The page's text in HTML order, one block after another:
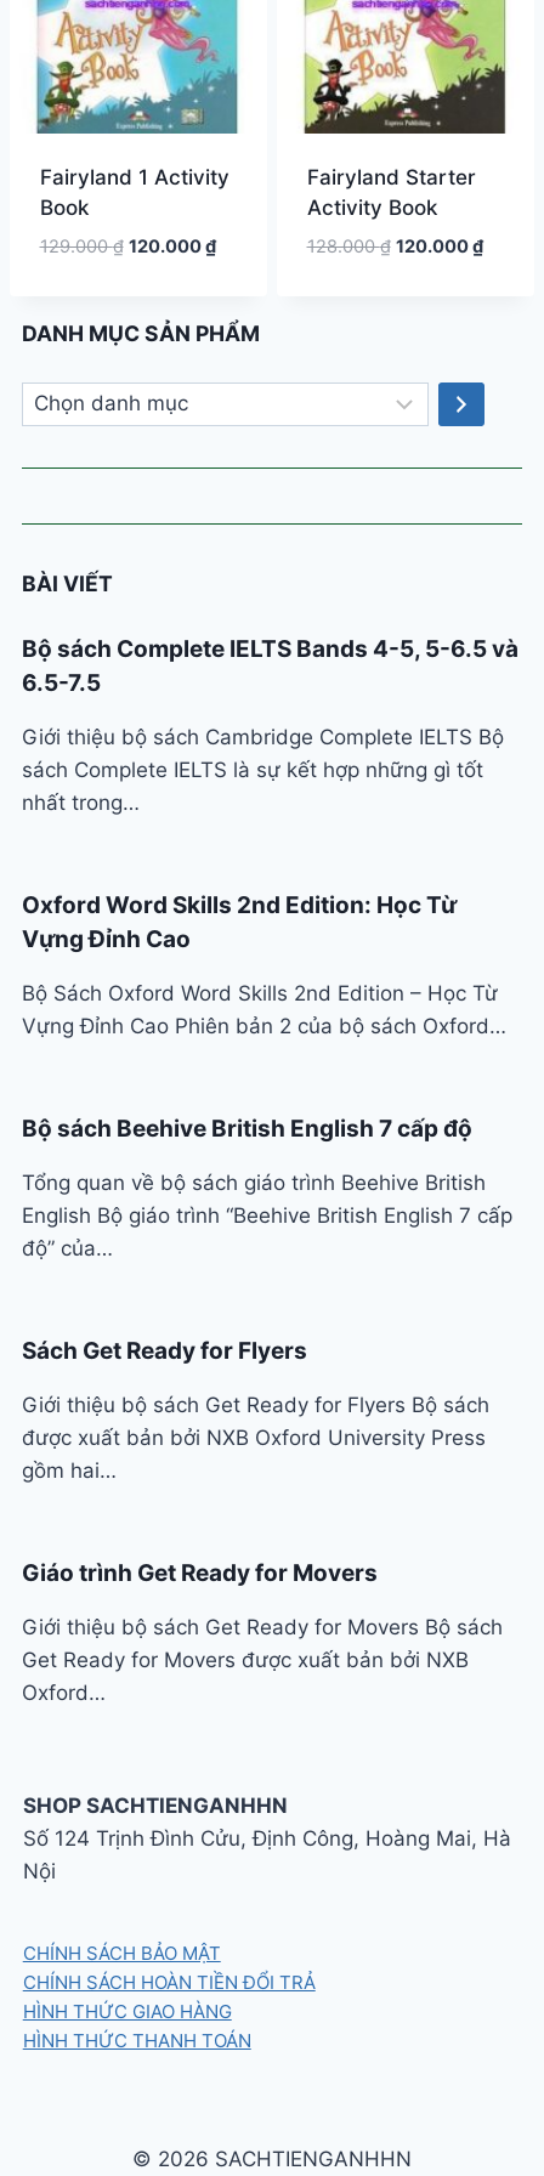
Fairyland 1 Activity
Book
129.000₫ Giá
129.000 ₫.
120.000₫Giá
là:
Fairyland Starter
Activity Book
128.000₫ Giá
120.000₫Giá
DANH MỤC SẢN PHẨM
Chọn
danh
mục
BÀI VIẾT
Bộ sách Complete IELTS Bands 4-5, 5-6.5 và
6.5-7.5
Giới thiệu bộ sách Cambridge Complete IELTS Bộ
sách Complete IELTS là sự kết hợp những gì tốt
nhất trong…
Oxford Word Skills 2nd Edition: Học Từ
Vựng Đỉnh Cao
Bộ Sách Oxford Word Skills 2nd Edition – Học Từ
Vựng Đỉnh Cao Phiên bản 2 của bộ sách Oxford…
Bộ sách Beehive British English 7 cấp độ
Tổng quan về bộ sách giáo trình Beehive British
English Bộ giáo trình “Beehive British English 7 cấp
độ” của…
Sách Get Ready for Flyers
Giới thiệu bộ sách Get Ready for Flyers Bộ sách
được xuất bản bởi NXB Oxford University Press
gồm hai…
Giáo trình Get Ready for Movers
Giới thiệu bộ sách Get Ready for Movers Bộ sách
Get Ready for Movers được xuất bản bởi NXB
Oxford…
SHOP SACHTIENGANHHN
Số 124 Trịnh Đình Cửu, Định Công, Hoàng Mai, Hà
Nội
CHÍNH SÁCH BẢO MẬT
CHÍNH SÁCH HOÀN TIỀN ĐỔI TRẢ
HÌNH THỨC GIAO HÀNG
HÌNH THỨC THANH TOÁN
© 2026 SACHTIENGANHHN